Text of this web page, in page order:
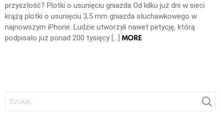
przyszłość? Plotki o usunięciu gniazda Od kilku już dni w sieci
krążą plotki o usunięciu 3,5 mm gniazda słuchawkowego w
najnowszym iPhone. Ludzie utworzyli nawet petycję, którą
podpisało już ponad 200 tysięcy […] MORE
Szukaj: